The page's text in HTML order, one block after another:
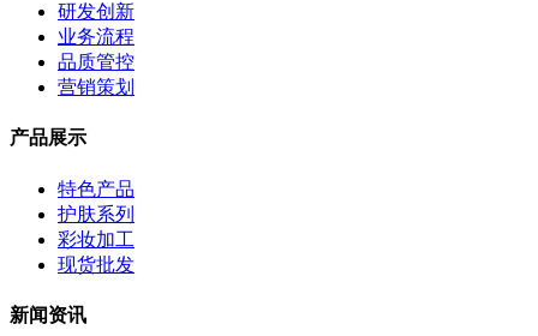
研发创新
业务流程
品质管控
营销策划
产品展示
特色产品
护肤系列
彩妆加工
现货批发
新闻资讯